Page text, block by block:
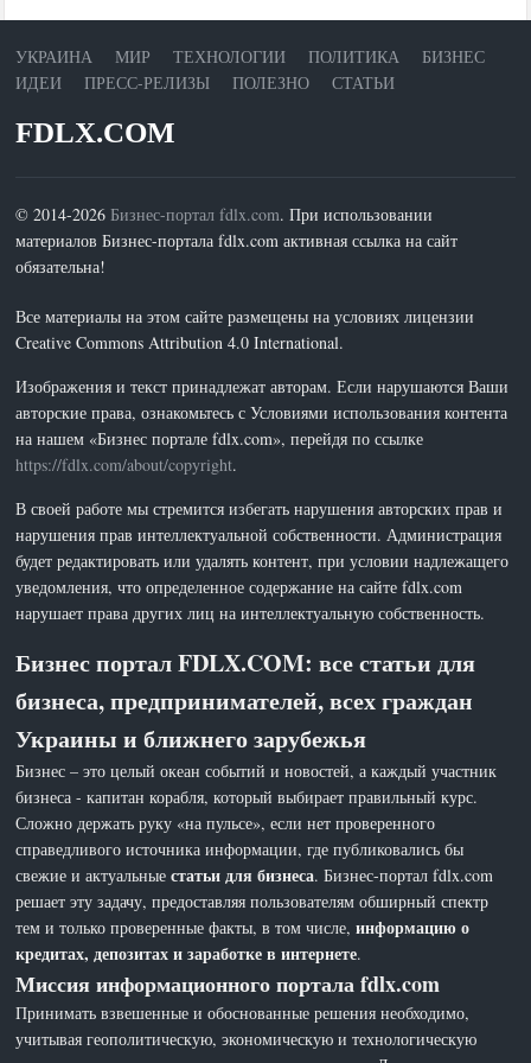
УКРАИНА МИР ТЕХНОЛОГИИ ПОЛИТИКА
БИЗНЕС
ИДЕИ
ПРЕСС-РЕЛИЗЫ ПОЛЕЗНО СТАТЬИ
FDLX.COM
© 2014-2026Бизнес-портал fdlx.com. При использовании
материалов Бизнес-портала fdlx.com активная ссылка на сайт
обязательна!
Все материалы на этом сайте размещены на условиях лицензии
Creative Commons Attribution 4.0 International.
Изображения и текст принадлежат авторам. Если нарушаются Ваши
авторские права, ознакомьтесь с Условиями использования контента
на нашем «Бизнес портале fdlx.com», перейдя по ссылке
https://fdlx.com/about/copyright.
В своей работе мы стремится избегать нарушения авторских прав и
нарушения прав интеллектуальной собственности. Администрация
будет редактировать или удалять контент, при условии надлежащего
уведомления, что определенное содержание на сайте fdlx.com
нарушает права других лиц на интеллектуальную собственность.
Бизнес портал FDLX.COM: все статьи для
бизнеса, предпринимателей, всех граждан
Украины и ближнего зарубежья
Бизнес – это целый океан событий и новостей, а каждый участник
бизнеса - капитан корабля, который выбирает правильный курс.
Сложно держать руку «на пульсе», если нет проверенного
справедливого источника информации, где публиковались бы
свежие и актуальныестатьи для бизнеса. Бизнес-портал fdlx.com
решает эту задачу, предоставляя пользователям обширный спектр
тем и только проверенные факты, в том числе,информацию о
кредитах, депозитах и заработке в интернете.
Миссия информационного портала fdlx.com
Принимать взвешенные и обоснованные решения необходимо,
учитывая геополитическую, экономическую и технологическую